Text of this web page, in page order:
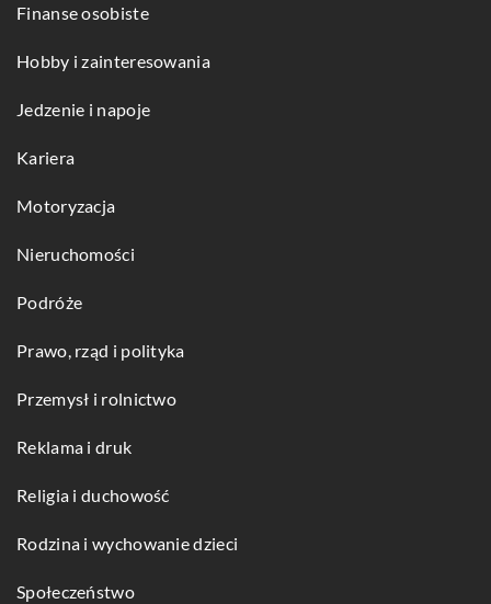
Finanse osobiste
Hobby i zainteresowania
Jedzenie i napoje
Kariera
Motoryzacja
Nieruchomości
Podróże
Prawo, rząd i polityka
Przemysł i rolnictwo
Reklama i druk
Religia i duchowość
Rodzina i wychowanie dzieci
Społeczeństwo